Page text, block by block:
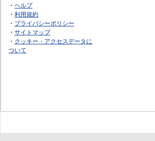
・ ヘルプ
・ 利用規約
・ プライバシーポリシー
・ サイトマップ
・ クッキー・アクセスデータに
ついて